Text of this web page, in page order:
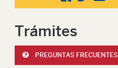
Trámites
PREGUNTAS FRECUENTES